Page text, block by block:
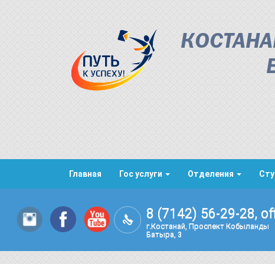
Главная Гос услуги Отделения
8 (7142) 56-29-28,
г.Костанай, Проспект Кобыланды
Батыра, 3